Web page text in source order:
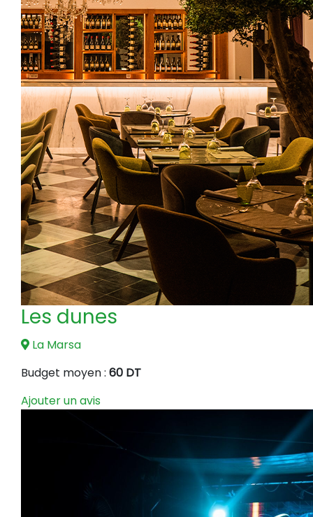
Les dunes
La Marsa
Budget moyen : 60 DT
Ajouter un avis